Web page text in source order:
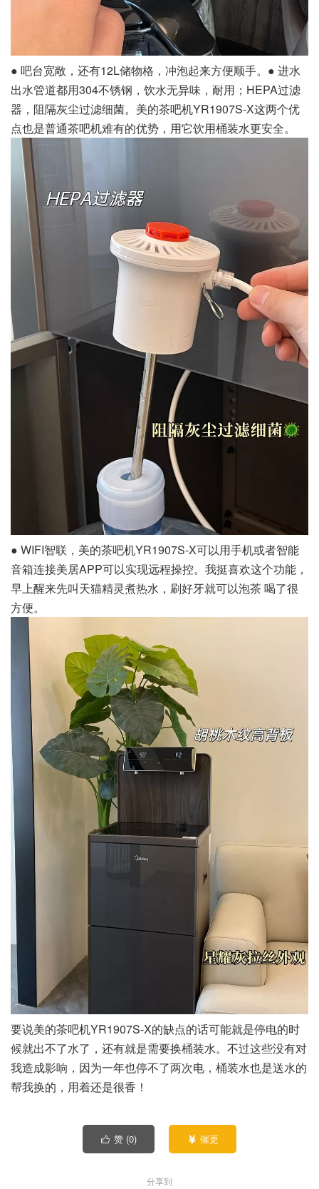
● 吧台宽敞，还有12L储物格，冲泡起来方便顺手。● 进水
出水管道都用304不锈钢，饮水无异味，耐用；HEPA过滤
器，阻隔灰尘过滤细菌。美的茶吧机YR1907S-X这两个优
点也是普通茶吧机难有的优势，用它饮用桶装水更安全。
● WIFI智联，美的茶吧机YR1907S-X可以用手机或者智能
音箱连接美居APP可以实现远程操控。我挺喜欢这个功能，
早上醒来先叫天猫精灵煮热水，刷好牙就可以泡茶 喝了很
方便。
要说美的茶吧机YR1907S-X的缺点的话可能就是停电的时
候就出不了水了，还有就是需要换桶装水。不过这些没有对
我造成影响，因为一年也停不了两次电，桶装水也是送水的
帮我换的，用着还是很香！
 赞 (0)  催更
分享到